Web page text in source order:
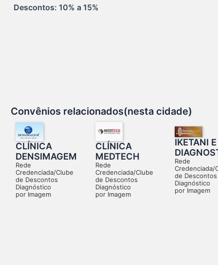
Descontos: 10% a 15%
Convênios relacionados(nesta cidade)
CLÍNICA
DENSIMAGEM
Rede
Credenciada/Clube
de Descontos
Diagnóstico
por Imagem
CLÍNICA
MEDTECH
Rede
Credenciada/Clube
de Descontos
Diagnóstico
por Imagem
IKETANI
Rede
Credenciada/
de Descontos
Diagnóstico
por Imagem